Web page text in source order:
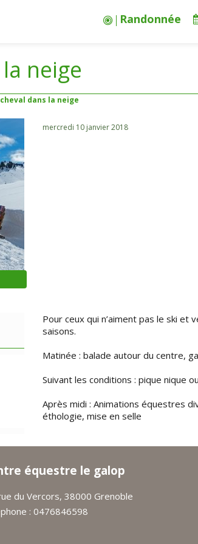
Randonnée
neige
dans la neige
mercredi 10 janvier 2018
Pour ceux qui n’aiment pas le ski
saisons.
Matinée : balade autour du centre,
Suivant les conditions : pique nique
Après midi : Animations équestres
éthologie, mise en selle
équestre le galop
du Vercors, 38000 Grenoble
: 0476846598